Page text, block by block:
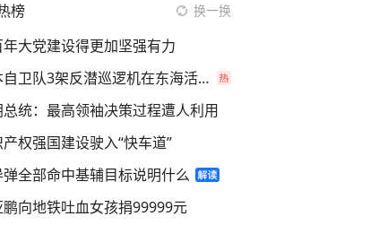
榜 换一换
大党建设得更加坚强有力
日本自卫队3架反潜巡逻机在东海活动
统：最高领袖决策过程遭人利用
权强国建设驶入“快车道”
全部命中基辅目标说明什么
向地铁吐血女孩捐99999元